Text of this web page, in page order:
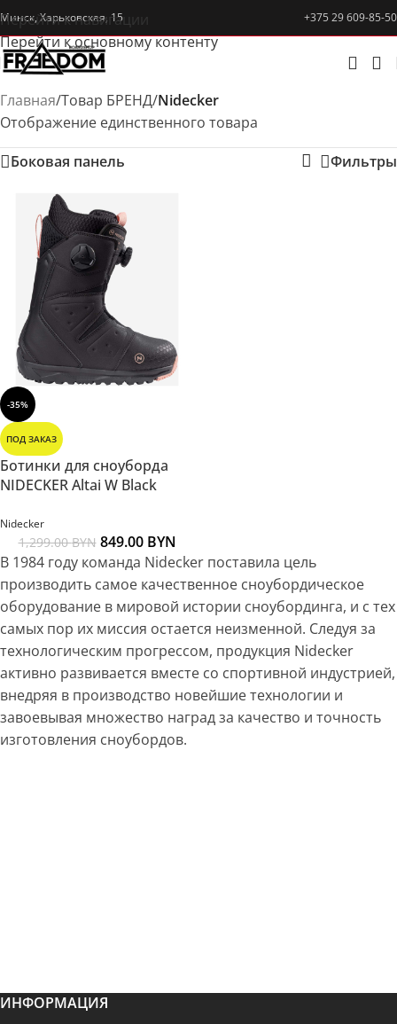
Перейти к навигации
Перейти к основному контенту
Минск, Харьковская, 15 +375 29 609-85-50
Главная/Товар БРЕНД/Nidecker
Отображение единственного товара
Боковая панель
Фильтры
-35%
ПОД ЗАКАЗ
Ботинки для сноуборда
NIDECKER Altai W Black
Nidecker
1,299.00BYN 849.00 BYN
В 1984 году команда Nidecker поставила цель
производить самое качественное сноубордическое
оборудование в мировой истории сноубординга, и с тех
самых пор их миссия остается неизменной. Следуя за
технологическим прогрессом, продукция Nidecker
активно развивается вместе со спортивной индустрией,
внедряя в производство новейшие технологии и
завоевывая множество наград за качество и точность
изготовления сноубордов.
ИНФОРМАЦИЯ